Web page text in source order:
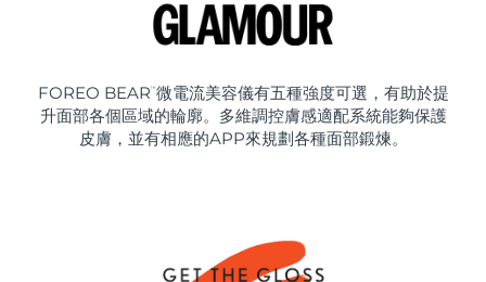
FOREO BEAR ™ 微電流美容儀有五種強度可選，有助於提
升面部各個區域的輪廓。多維調控膚感適配系統能夠保護
皮膚，並有相應的APP來規劃各種面部鍛煉。